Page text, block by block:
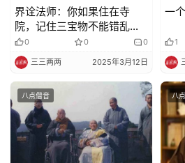
界诠法师：你如果住在寺
院，记住三宝物不能错乱，
千万要不得！
0 0 0
三三两两 2025年3月12日
一
1
八点僧音 八